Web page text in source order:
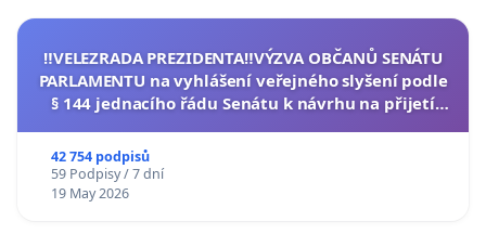
‼️VELEZRADA PREZIDENTA‼️VÝZVA OBČANŮ SENÁTU
PARLAMENTU na vyhlášení veřejného slyšení podle
§ 144 jednacího řádu Senátu k návrhu na přijetí
42 754 podpisů
59 Podpisy / 7 dní
19 May 2026